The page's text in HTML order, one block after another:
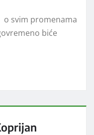
o svim promenama
biće